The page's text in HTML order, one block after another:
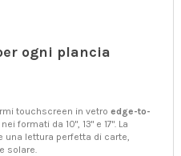
ogni plancia
touchscreen in vetro edge-to-
formati da 10", 13" e 17". La
una lettura perfetta di carte,
solare.